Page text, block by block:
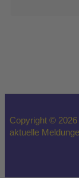
Copyright © 2026
aktuelle